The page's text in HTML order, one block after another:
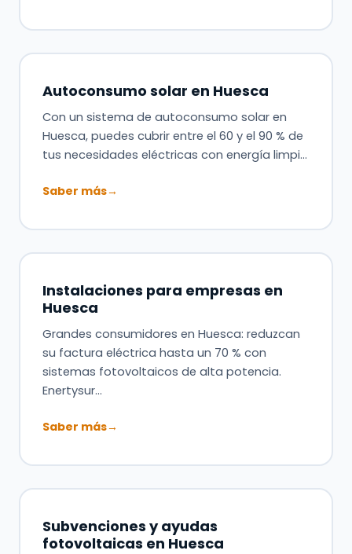
Autoconsumo solar en Huesca
Con un sistema de autoconsumo solar en
Huesca, puedes cubrir entre el 60 y el 90 % de
tus necesidades eléctricas con energía limpi…
Saber más→
Instalaciones para empresas en
Huesca
Grandes consumidores en Huesca: reduzcan
su factura eléctrica hasta un 70 % con
sistemas fotovoltaicos de alta potencia.
Enertysur…
Saber más→
Subvenciones y ayudas
fotovoltaicas en Huesca